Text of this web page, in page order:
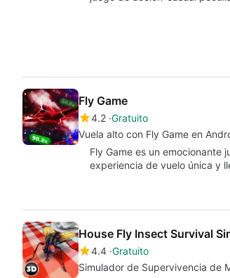
Fly Game
4.2 Gratuito
Vuela alto con Fly Game en
Fly Game es un emocionante
experiencia de vuelo única y
House Fly Insect Survival
4.4 Gratuito
Simulador de Supervivencia de